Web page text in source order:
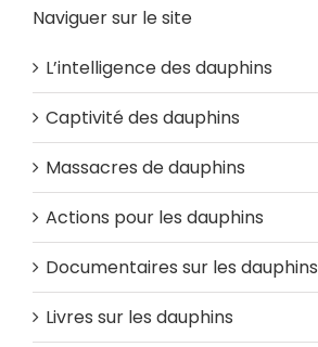
Naviguer sur le site
L’intelligence des dauphins
Captivité des dauphins
Massacres de dauphins
Actions pour les dauphins
Documentaires sur les dauphins
Livres sur les dauphins